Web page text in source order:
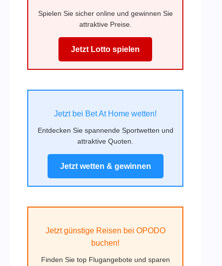
Spielen Sie sicher online und gewinnen Sie
attraktive Preise.
Jetzt Lotto spielen
Jetzt bei Bet At Home wetten!
Entdecken Sie spannende Sportwetten und
attraktive Quoten.
Jetzt wetten & gewinnen
Jetzt günstige Reisen bei OPODO
buchen!
Finden Sie top Flugangebote und sparen